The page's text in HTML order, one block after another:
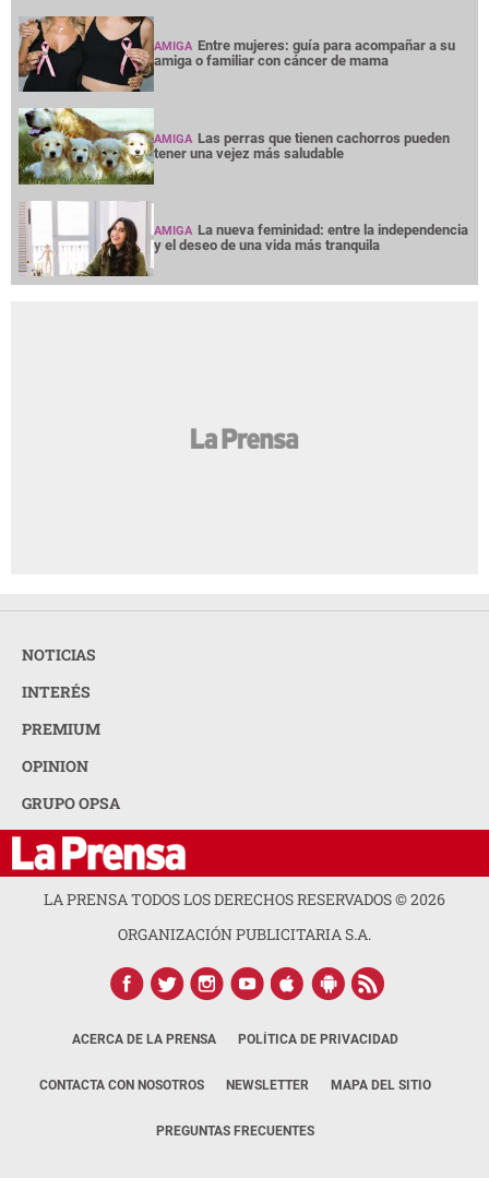
AMIGA Entre mujeres: guía para acompañar a su
amiga o familiar con cáncer de mama
AMIGA Las perras que tienen cachorros pueden
tener una vejez más saludable
AMIGA La nueva feminidad: entre la independencia
y el deseo de una vida más tranquila
NOTICIAS
INTERÉS
PREMIUM
OPINION
GRUPO OPSA
LA PRENSA TODOS LOS DERECHOS RESERVADOS ©2026
ORGANIZACIÓN PUBLICITARIA S.A.
ACERCA DE LA PRENSA POLÍTICA DE PRIVACIDAD
CONTACTA CON NOSOTROS NEWSLETTER MAPA DEL SITIO
PREGUNTAS FRECUENTES